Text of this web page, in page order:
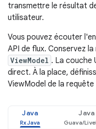
transmettre le résultat
utilisateur.
Vous pouvez écouter
API de flux. Conservez
ViewModel . La couche
direct. À la place,
ViewModel de la
Java Java